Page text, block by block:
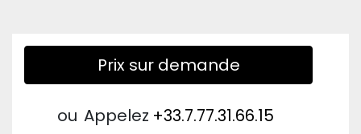
Prix sur demande
ou Appelez +33.7.77.31.66.15